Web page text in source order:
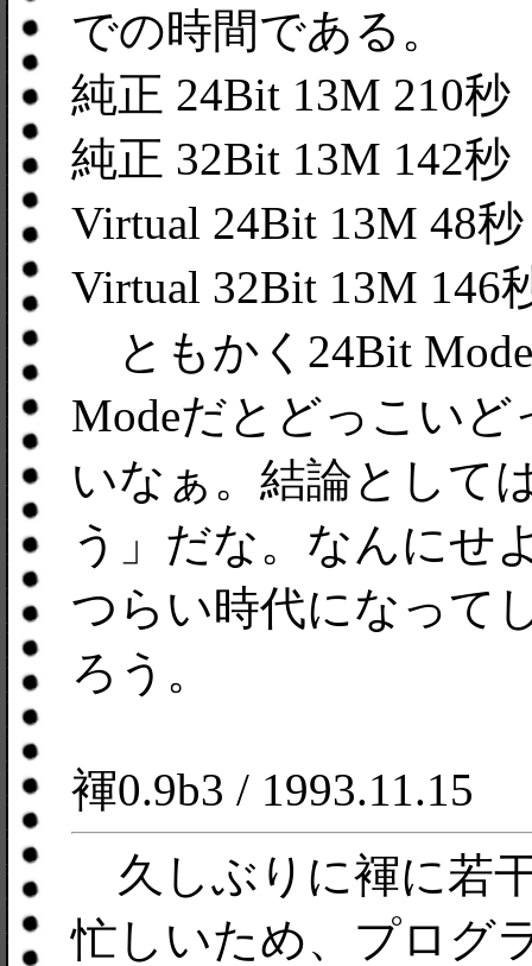
での時間である。
純正 24Bit 13M 210秒
純正 32Bit 13M 142秒
Virtual 24Bit 13M 48秒
Virtual 32Bit 13M 146
ともかく24Bit
Modeだとどっこい
いなぁ。結論として
う」だな。なんにせ
つらい時代になって
ろう。
褌0.9b3 / 1993.11.15
久しぶりに褌に若
忙しいため、プログ